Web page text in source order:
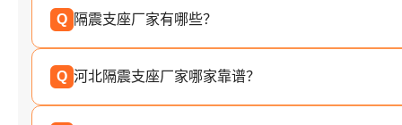
Q 隔震支座厂家有哪些？
Q 河北隔震支座厂家哪家靠谱？